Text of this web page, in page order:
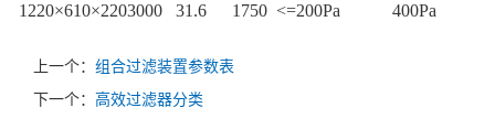
1220×610×2203000 31.6 1750 <=200Pa 400Pa
上一个： 组合过滤装置参数表
下一个： 高效过滤器分类